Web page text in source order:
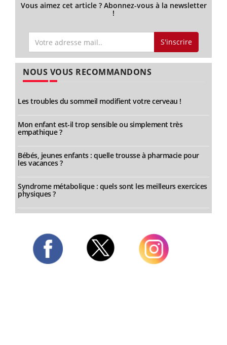
Vous aimez cet article ? Abonnez-vous à la newsletter
!
S'inscrire
NOUS VOUS RECOMMANDONS
Les troubles du sommeil modifient votre cerveau !
Mon enfant est-il trop sensible ou simplement très
empathique ?
Bébés, jeunes enfants : quelle trousse à pharmacie pour
les vacances ?
Syndrome métabolique : quels sont les meilleurs exercices
physiques ?